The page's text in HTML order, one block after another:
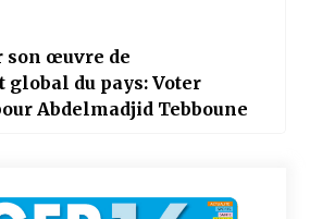
son œuvre de
global du pays: Voter
Abdelmadjid Tebboune